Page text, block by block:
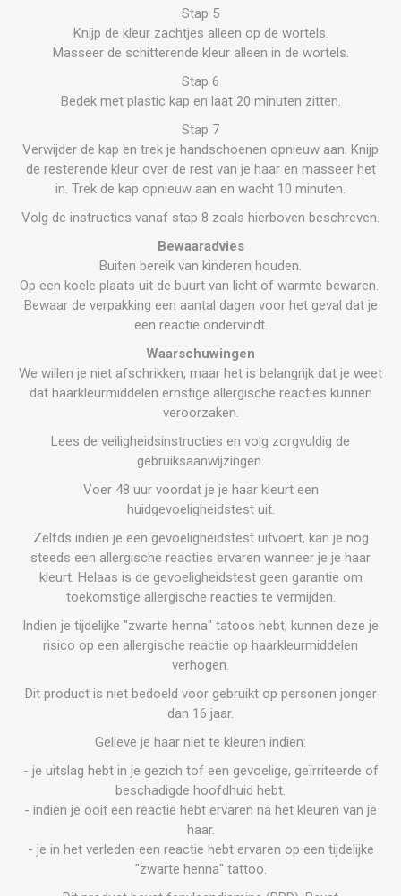
Stap 5
Knijp de kleur zachtjes alleen op de wortels.
Masseer de schitterende kleur alleen in de wortels.
Stap 6
Bedek met plastic kap en laat 20 minuten zitten.
Stap 7
Verwijder de kap en trek je handschoenen opnieuw aan. Knijp
de resterende kleur over de rest van je haar en masseer het
in. Trek de kap opnieuw aan en wacht 10 minuten.
Volg de instructies vanaf stap 8 zoals hierboven beschreven.
Bewaaradvies
Buiten bereik van kinderen houden.
Op een koele plaats uit de buurt van licht of warmte bewaren.
Bewaar de verpakking een aantal dagen voor het geval dat je
een reactie ondervindt.
Waarschuwingen
We willen je niet afschrikken, maar het is belangrijk dat je weet
dat haarkleurmiddelen ernstige allergische reacties kunnen
veroorzaken.
Lees de veiligheidsinstructies en volg zorgvuldig de
gebruiksaanwijzingen.
Voer 48 uur voordat je je haar kleurt een
huidgevoeligheidstest uit.
Zelfds indien je een gevoeligheidstest uitvoert, kan je nog
steeds een allergische reacties ervaren wanneer je je haar
kleurt. Helaas is de gevoeligheidstest geen garantie om
toekomstige allergische reacties te vermijden.
Indien je tijdelijke "zwarte henna" tatoos hebt, kunnen deze je
risico op een allergische reactie op haarkleurmiddelen
verhogen.
Dit product is niet bedoeld voor gebruikt op personen jonger
dan 16 jaar.
Gelieve je haar niet te kleuren indien:
- je uitslag hebt in je gezich tof een gevoelige, geïrriteerde of
beschadigde hoofdhuid hebt.
- indien je ooit een reactie hebt ervaren na het kleuren van je
haar.
- je in het verleden een reactie hebt ervaren op een tijdelijke
"zwarte henna" tattoo.